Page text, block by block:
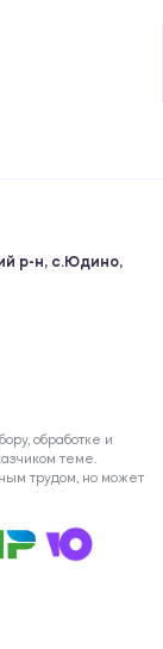
р-н, с.Юдино,
обработке и
теме.
трудом, но может